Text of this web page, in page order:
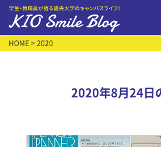
HOME > 2020
2020年8月24日